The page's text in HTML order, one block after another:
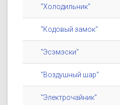
"Холодильник"
"Кодовый замок"
"Эсэмэски"
"Воздушный шар"
"Электрочайник"